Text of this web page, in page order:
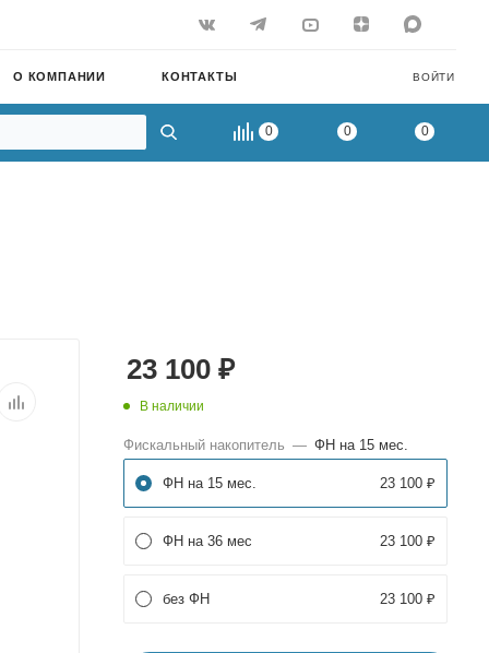
ВОЙТИ
О КОМПАНИИ КОНТАКТЫ
0 0 0
23 100 ₽
В наличии
Фискальный накопитель — ФН на 15 мес.
ФН на 15 мес. 23 100 ₽
ФН на 36 мес 23 100 ₽
без ФН 23 100 ₽